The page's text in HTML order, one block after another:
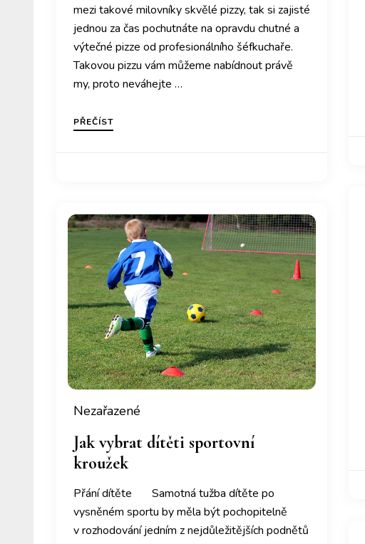
mezi takové milovníky skvělé pizzy, tak si zajisté
jednou za čas pochutnáte na opravdu chutné a
výtečné pizze od profesionálního šéfkuchaře.
Takovou pizzu vám můžeme nabídnout právě
my, proto neváhejte …
PŘEČÍST
Nezařazené
Jak vybrat dítěti sportovní
kroužek
Přání dítěte Samotná tužba dítěte po
vysněném sportu by měla být pochopitelně
v rozhodování jedním z nejdůležitějších podnětů